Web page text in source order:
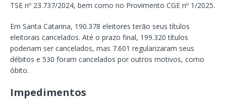
TSE nº 23.737/2024, bem como no Provimento CGE nº 1/2025.
Em Santa Catarina, 190.378 eleitores terão seus títulos
eleitorais cancelados. Até o prazo final, 199.320 títulos
poderiam ser cancelados, mas 7.601 regularizaram seus
débitos e 530 foram cancelados por outros motivos, como
óbito.
Impedimentos